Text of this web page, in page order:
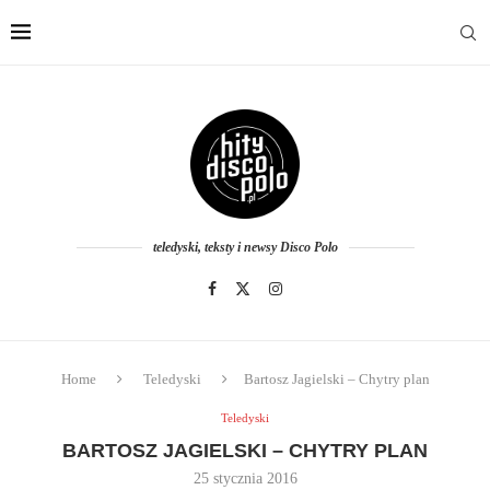
teledyski, teksty i newsy Disco Polo
Home Teledyski Bartosz Jagielski – Chytry plan
Teledyski
BARTOSZ JAGIELSKI – CHYTRY PLAN
25 stycznia 2016